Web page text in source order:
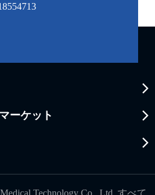
ーケット
Technology Co., Ltd. すべて